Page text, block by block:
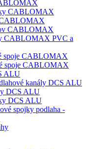
CABLOMAX
CABLOMAX
CABLOMAX
CABLOMAX PVC a
spoje CABLOMAX
spoje CABLOMAX
ALU
kanály DCS ALU
DCS ALU
DCS ALU
spojky podlaha -